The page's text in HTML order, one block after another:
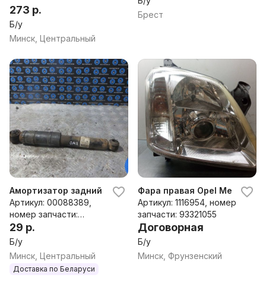
273 р.
Б/у
Минск, Центральный
Брест
Амортизатор задний Opel Meriva 2005г
Артикул: 00088389,
номер запчасти:
22194394
29 р.
Б/у
Минск, Центральный
Доставка по Беларуси
Фара правая Opel Meriva,
Артикул: 1116954, номер
запчасти: 93321055
Договорная
Б/у
Минск, Фрунзенский